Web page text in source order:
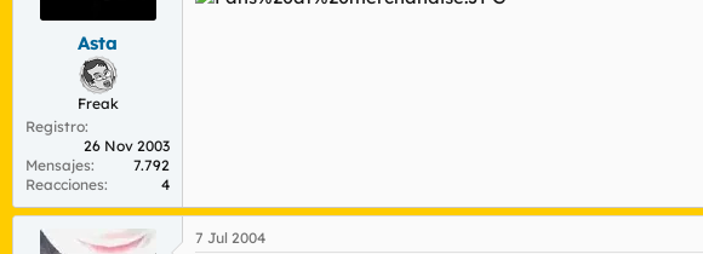
Asta
Freak
Registro
26 Nov 2003
Mensajes
7.792
Reacciones
4
7 Jul 2004